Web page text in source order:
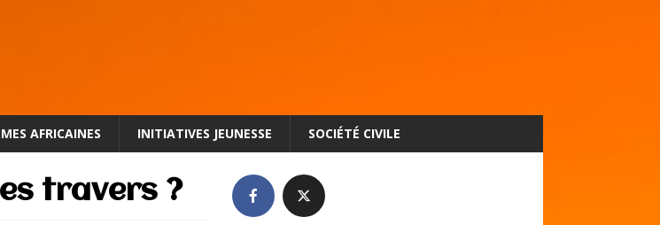
AFRICAINES INITIATIVES JEUNESSE SOCIÉTÉ CIVILE
travers ?